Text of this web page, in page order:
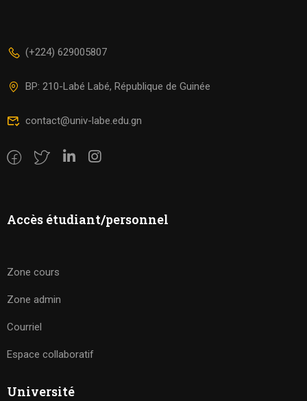
(+224) 629005807
BP: 210-Labé Labé, République de Guinée
contact@univ-labe.edu.gn
Accès étudiant/personnel
Zone cours
Zone admin
Courriel
Espace collaboratif
Université